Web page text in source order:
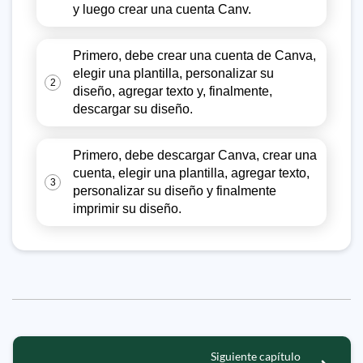
y luego crear una cuenta Canv.
2
Primero, debe crear una cuenta de Canva,
elegir una plantilla, personalizar su
diseño, agregar texto y, finalmente,
descargar su diseño.
3
Primero, debe descargar Canva, crear una
cuenta, elegir una plantilla, agregar texto,
personalizar su diseño y finalmente
imprimir su diseño.
Siguiente capítulo